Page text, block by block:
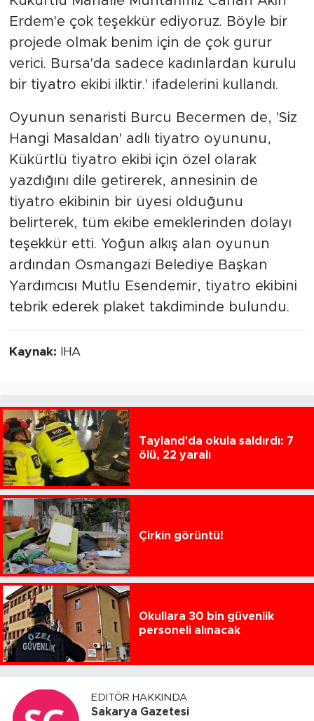
Erdem'e çok teşekkür ediyoruz. Böyle bir
projede olmak benim için de çok gurur
verici. Bursa'da sadece kadınlardan kurulu
bir tiyatro ekibi ilktir.' ifadelerini kullandı.
Oyunun senaristi Burcu Becermen de, 'Siz
Hangi Masaldan' adlı tiyatro oyununu,
Kükürtlü tiyatro ekibi için özel olarak
yazdığını dile getirerek, annesinin de
tiyatro ekibinin bir üyesi olduğunu
belirterek, tüm ekibe emeklerinden dolayı
teşekkür etti. Yoğun alkış alan oyunun
ardından Osmangazi Belediye Başkan
Yardımcısı Mutlu Esendemir, tiyatro ekibini
tebrik ederek plaket takdiminde bulundu.
Kaynak: İHA
Tayland'da okula saldırdı: 7
ölü, 22 yaralı
Çirkin görüntü!
Okullara 30 bin güvenlik
personeli alınacak
EDITÖR HAKKINDA
Sakarya Gazetesi